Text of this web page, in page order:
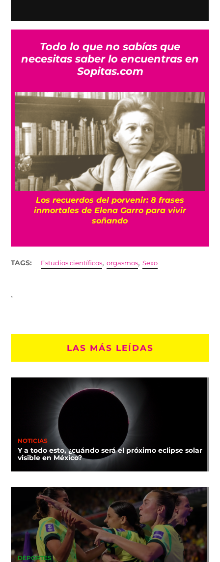
Todo lo que no sabías que
necesitas saber lo encuentras en
Sopitas.com
Los recuerdos del porvenir: 8 frases
inmortales de Elena Garro para vivir
soñando
TAGS: Estudios científicos,orgasmos,Sexo
LAS MÁS LEÍDAS
NOTICIAS
Y a todo esto, ¿cuándo será el próximo eclipse solar
visible en México?
DEPORTES